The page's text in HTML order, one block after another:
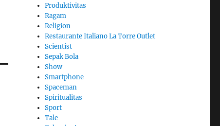
Produktivitas
Ragam
Religion
Restaurante Italiano La Torre Outlet
Scientist
Sepak Bola
Show
Smartphone
Spaceman
Spiritualitas
Sport
Tale